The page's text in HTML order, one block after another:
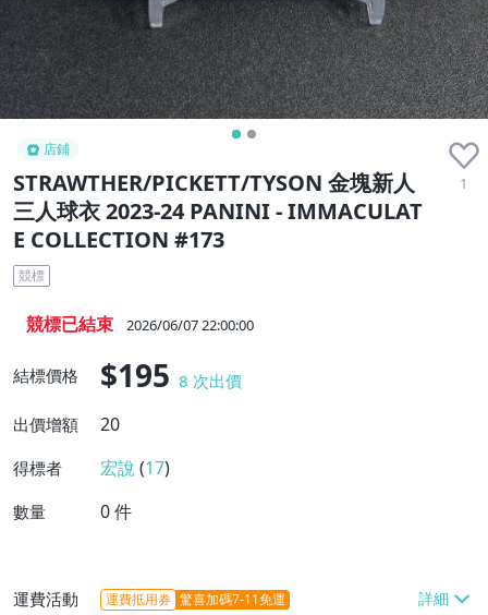
店鋪
STRAWTHER/PICKETT/TYSON 金塊新人
三人球衣 2023-24 PANINI - IMMACULAT
E COLLECTION #173
1
競標
競標已結束 2026/06/07 22:00:00
結標價格 $195 8 次出價
出價增額
20
得標者 宏說 (17)
數量 0件
運費活動 運費抵用券 驚喜加碼7-11免運